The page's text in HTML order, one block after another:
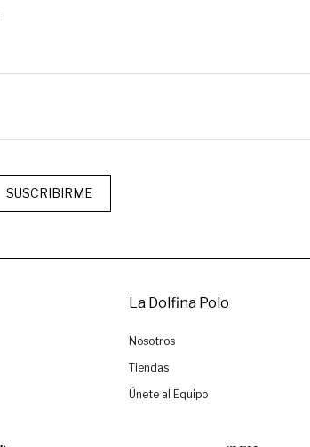
SUSCRIBIRME
La Dolfina Polo
Nosotros
Tiendas
Únete al Equipo